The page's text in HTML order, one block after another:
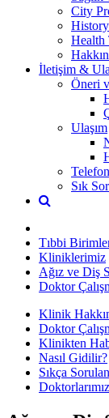
City
History
Health
İletişim &
Öneri
Ulaşım
Sık
Tıbbi
Kliniklerimiz
Ağız ve Diş
Doktor
Klinik
Doktor
Klinikten
Nasıl Gidilir?
Sıkça
Doktorlarımız